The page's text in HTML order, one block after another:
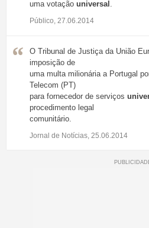
uma votação universal .
Público, 27.06.2014
O Tribunal de Justiça da União
imposição de
uma multa milionária a Portugal
Telecom (PT)
para fornecedor de serviços
procedimento legal
comunitário.
Jornal de Notícias, 25.06.2014